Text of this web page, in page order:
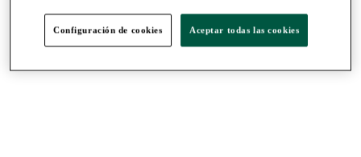
●●●
Configuración de cookies Aceptar todas las cookies